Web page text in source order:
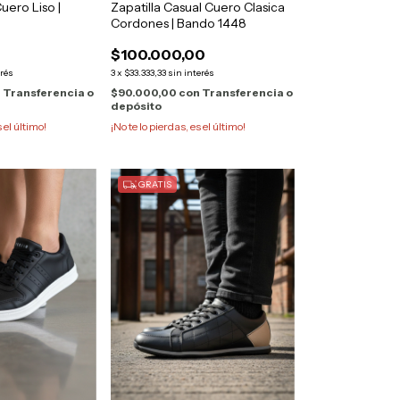
Liso |
Transferencia o
el último!
Zapatilla Casual Cuero Clasica
Cordones | Bando 1448
$100.000,00
3x $33.333,33 sin interés
$90.000,00 con Transferencia o
depósito
¡No te lo pierdas, es el último!
GRATIS